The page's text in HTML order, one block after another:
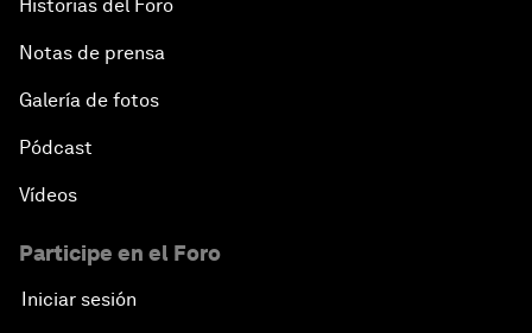
Historias del Foro
Notas de prensa
Galería de fotos
Pódcast
Vídeos
Participe en el Foro
Iniciar sesión